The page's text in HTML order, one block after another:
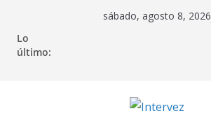
contenido
sábado, agosto 8, 2026
Lo
último: